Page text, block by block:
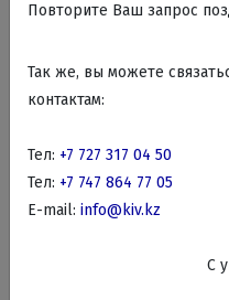
Повторите Ваш запрос
Так же, вы можете
контактам:
Тел: +7 727 317 04 50
Тел: +7 747 864 77 05
E-mail: info@kiv.kz
C